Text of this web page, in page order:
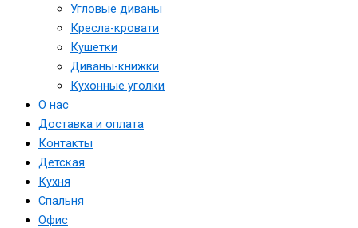
Угловые диваны
Кресла-кровати
Кушетки
Диваны-книжки
Кухонные уголки
О нас
Доставка и оплата
Контакты
Детская
Кухня
Спальня
Офис